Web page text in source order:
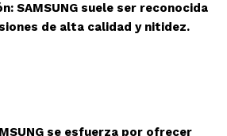
SAMSUNG suele ser reconocida
de alta calidad y nitidez.
se esfuerza por ofrecer